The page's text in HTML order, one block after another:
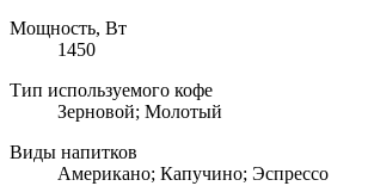
Мощность, Вт
1450
Тип используемого кофе
Зерновой; Молотый
Виды напитков
Американо; Капучино; Эспрессо